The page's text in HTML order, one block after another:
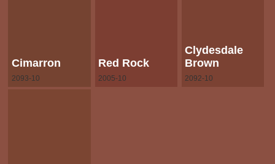
Cimarron
2093-10
Red Rock
2005-10
Clydesdale
Brown
2092-10